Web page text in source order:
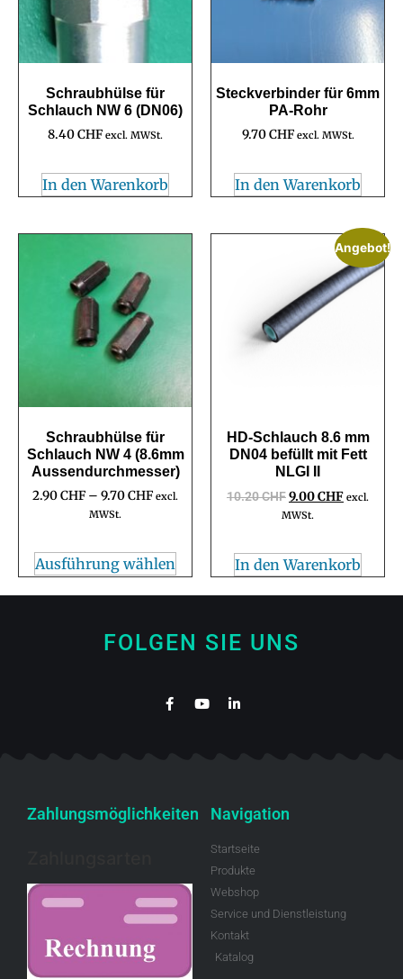
Schraubhülse für
Schlauch NW 6 (DN06)
8.40CHF excl. MWSt.
In den Warenkorb
Steckverbinder für 6mm
PA-Rohr
9.70CHF excl. MWSt.
In den Warenkorb
Schraubhülse für
Schlauch NW 4 (8.6mm
Aussendurchmesser)
2.90CHF – 9.70CHF excl.
MWSt.
Ausführung wählen
Angebot!
HD-Schlauch 8.6 mm
DN04 befüllt mit Fett
NLGI II
10.20CHF9.00CHF excl.
MWSt.
In den Warenkorb
FOLGEN SIE UNS
Zahlungsmöglichkeiten Navigation
Startseite
Produkte
Webshop
Service und Dienstleistung
Kontakt
Katalog